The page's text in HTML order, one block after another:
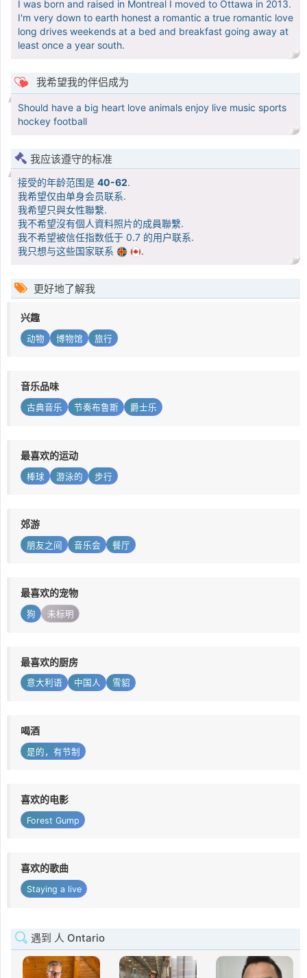
I was born and raised in Montreal I moved to Ottawa in 2013.
I'm very down to earth honest a romantic a true romantic love
long drives weekends at a bed and breakfast going away at
least once a year south.
我希望我的伴侣成为
Should have a big heart love animals enjoy live music sports
hockey football
我应该遵守的标准
接受的年龄范围是 40-62.
我希望仅由单身会员联系.
我希望只與女性聯繫.
我不希望沒有個人資料照片的成員聯繫.
我不希望被信任指数低于 0.7 的用户联系.
我只想与这些国家联系
.
更好地了解我
兴趣
动物 博物馆 旅行
音乐品味
古典音乐 节奏布鲁斯 爵士乐
最喜欢的运动
棒球 游泳的 步行
郊游
朋友之间 音乐会 餐厅
最喜欢的宠物
狗 未标明
最喜欢的厨房
意大利语 中国人 雪貂
喝酒
是的，有节制
喜欢的电影
Forest Gump
喜欢的歌曲
Staying a live
遇到 人 Ontario